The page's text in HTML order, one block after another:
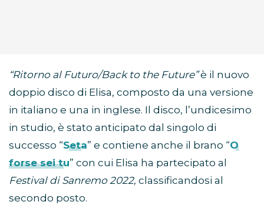
“Ritorno al Futuro/Back to the Future”è il nuovo
doppio disco di Elisa, composto da una versione
in italiano e una in inglese. Il disco, l’undicesimo
in studio, è stato anticipato dal singolo di
successo “Seta” e contiene anche il brano “O
forse sei tu” con cui Elisa ha partecipato al
Festival di Sanremo 2022, classificandosi al
secondo posto.